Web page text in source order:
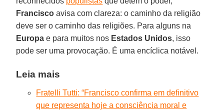
Francisco avisa com clareza: o caminho da religião
deve ser o caminho das religiões. Para alguns na
Europa e para muitos nos Estados Unidos, isso
pode ser uma provocação. É uma encíclica notável.
Leia mais
Fratelli Tutti: “Francisco confirma em definitivo
que representa hoje a consciência moral e